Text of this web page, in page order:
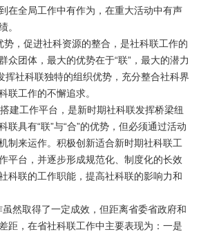
在全局工作中有作为，在重大活动中有声
。
，促进社科资源的整合，是社科联工作的
众团体，最大的优势在于“联”，最大的潜力
挥社科联独特的组织优势，充分整合社科界
联工作的不懈追求。
工作平台，是新时期社科联发挥桥梁纽
联具有“联”与“合”的优势，但必须通过活动
制来运作。积极创新适合新时期社科联工
平台，并逐步形成规范化、制度化的长效
科联的工作职能，提高社科联的影响力和
然取得了一定成效，但距离省委省政府和
距，在省社科联工作中主要表现为：一是